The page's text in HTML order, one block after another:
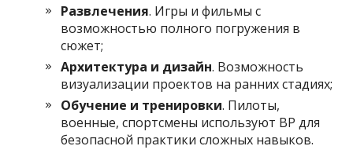
Развлечения. Игры и фильмы с
возможностью полного погружения в
сюжет;
Архитектура и дизайн. Возможность
визуализации проектов на ранних стадиях;
Обучение и тренировки. Пилоты,
военные, спортсмены используют ВР для
безопасной практики сложных навыков.